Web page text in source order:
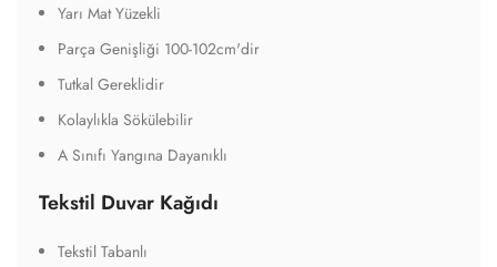
Yarı Mat Yüzekli
Parça Genişliği 100-102cm'dir
Tutkal Gereklidir
Kolaylıkla Sökülebilir
A Sınıfı Yangına Dayanıklı
Tekstil Duvar Kağıdı
Tekstil Tabanlı